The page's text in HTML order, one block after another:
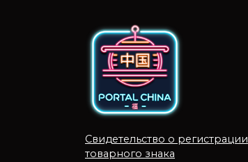
Свидетельство о регистрации
товарного знака